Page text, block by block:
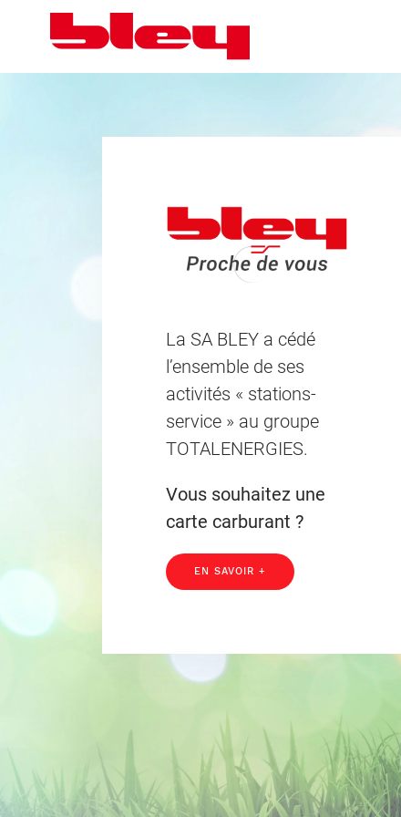
La SA BLEY a cédé
l’ensemble de ses
activités « stations-
service » au groupe
TOTALENERGIES.
Vous souhaitez une
carte carburant ?
EN SAVOIR +